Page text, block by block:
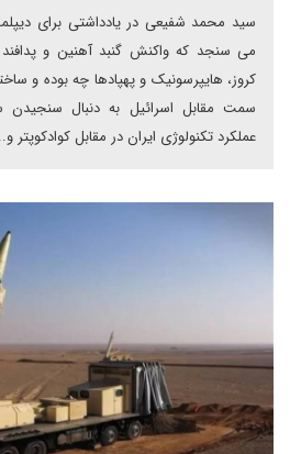
سید محمد شفیعی در یادداشتی برای
می سنجد که واکنش گنبد آهنین و پدافند
کروز، هایپرسونیک و پهپادها چه بوده و
سمت مقابل اسرائیل به دنبال سنجیدن
عملکرد تکنولوژی ایران در مقابل